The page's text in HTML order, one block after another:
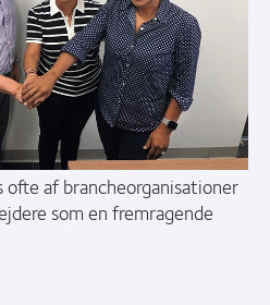
af brancheorganisationer
som en fremragende